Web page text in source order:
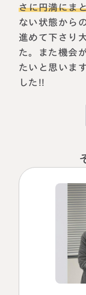
選ばれる理由
税理士紹介
法人情報
東京都港区南青山一丁目
ラティス青山スクエア2
相続について学ぶ
相続コラム
セミナー
円満相続ちゃん
さに円満にま
ない状態から
進めて下さり
た。また機会
たいと思いま
した!!